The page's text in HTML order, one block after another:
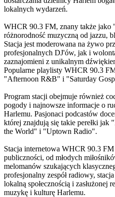
lokalnych wydarzeń.
WHCR 90.3 FM, znany także jako
różnorodność muzyczną od jazzu,
Stacja jest moderowana na żywo
profesjonalnych DJ'ów, jak i
zaznajomieni z unikalnym
Popularne playlisty WHCR 90.3
"Afternoon R&B" i "Saturday
Program stacji obejmuje również
pogody i najnowsze informacje o
Harlemu. Pasjonaci podcastów
której znajdują się takie perełki
the World" i "Uptown Radio".
Stacja internetowa WHCR 90.3
publiczności, od młodych
melomanów szukających
profesjonalny zespół radiowy,
lokalną społecznością i zasłużonej
muzykę i kulturę Harlemu.